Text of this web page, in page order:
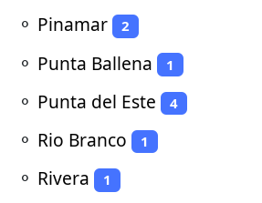
⚬ Pinamar 2
⚬ Punta Ballena 1
⚬ Punta del Este 4
⚬ Rio Branco 1
⚬ Rivera 1